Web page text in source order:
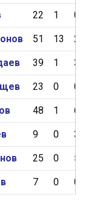
22 1 0
51 13 20
39 1 3
23 0 0
48 1 6
9 0 3
25 0 5
7 0 0